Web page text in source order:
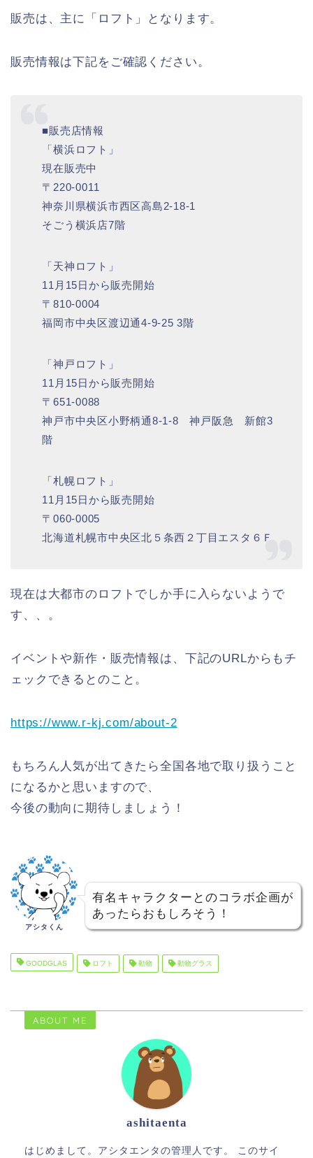
販売は、主に「ロフト」となります。
販売情報は下記をご確認ください。
■販売店情報
「横浜ロフト」
現在販売中
〒220-0011
神奈川県横浜市西区高島2-18-1
そごう横浜店7階
「天神ロフト」
11月15日から販売開始
〒810-0004
福岡市中央区渡辺通4-9-25 3階
「神戸ロフト」
11月15日から販売開始
〒651-0088
神戸市中央区小野柄通8-1-8 神戸阪急 新館3
階
「札幌ロフト」
11月15日から販売開始
〒060-0005
北海道札幌市中央区北５条西２丁目エスタ６Ｆ
現在は大都市のロフトでしか手に入らないようで
す、、。
イベントや新作・販売情報は、下記のURLからもチ
ェックできるとのこと。
https://www.r-kj.com/about-2
もちろん人気が出てきたら全国各地で取り扱うこと
になるかと思いますので、
今後の動向に期待しましょう！
アシタくん
有名キャラクターとのコラボ企画が
あったらおもしろそう！
GOODGLAS ロフト 動物 動物グラス
ABOUT ME
ashitaenta
はじめまして。アシタエンタの管理人です。 このサイ